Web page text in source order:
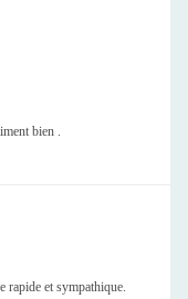
bien .
rapide et sympathique.